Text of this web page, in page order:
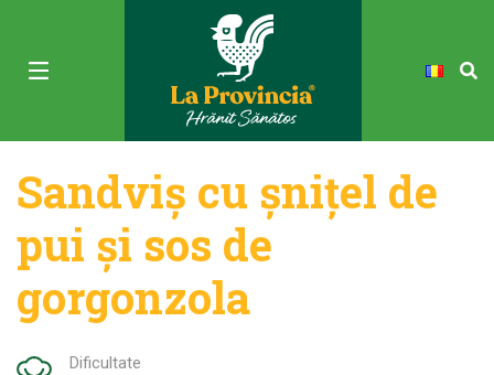
Sandviș cu șnițel de
pui și sos de
gorgonzola
Dificultate